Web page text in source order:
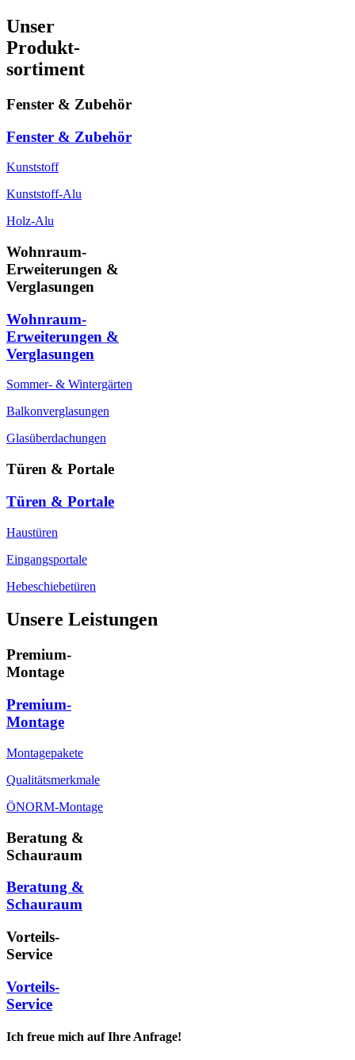
Unser
Produkt-
sortiment
Fenster & Zubehör
Fenster & Zubehör
Kunststoff
Kunststoff-Alu
Holz-Alu
Wohnraum-
Erweiterungen &
Verglasungen
Wohnraum-
Erweiterungen &
Verglasungen
Sommer- & Wintergärten
Balkonverglasungen
Glasüberdachungen
Türen & Portale
Türen & Portale
Haustüren
Eingangsportale
Hebeschiebetüren
Unsere Leistungen
Premium-
Montage
Premium-
Montage
Montagepakete
Qualitätsmerkmale
ÖNORM-Montage
Beratung &
Schauraum
Beratung &
Schauraum
Vorteils-
Service
Vorteils-
Service
Ich freue mich auf Ihre Anfrage!